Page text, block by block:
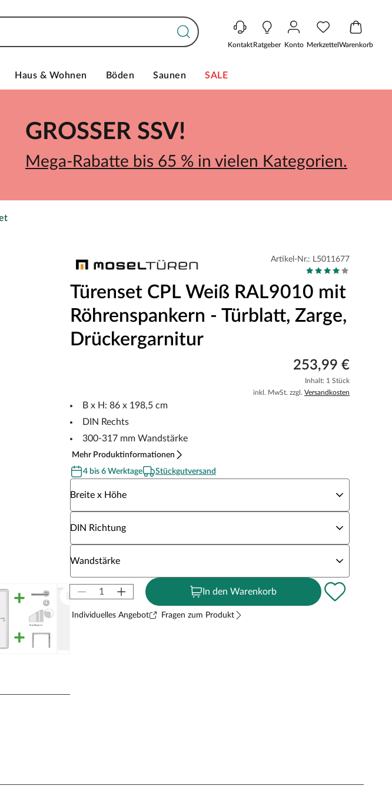
KontaktRatgeber Konto MerkzettelWarenkorb
Haus & Wohnen Böden Saunen SALE
GROSSER SSV!
Mega-Rabatte bis 65 % in vielen Kategorien.
dank der
Artikel-Nr.: L5011677
Türenset CPL Weiß RAL9010 mit
Röhrenspankern - Türblatt, Zarge,
Drückergarnitur
253,99 €
Inhalt: 1 Stück
inkl. MwSt. zzgl. Versandkosten
B x H: 86 x 198,5 cm
DIN Rechts
300-317 mm Wandstärke
Mehr Produktinformationen
4 bis 6 Werktage
Stückgutversand
Breite x Höhe
DIN Richtung
Wandstärke
In den Warenkorb
Individuelles Angebot Fragen zum Produkt